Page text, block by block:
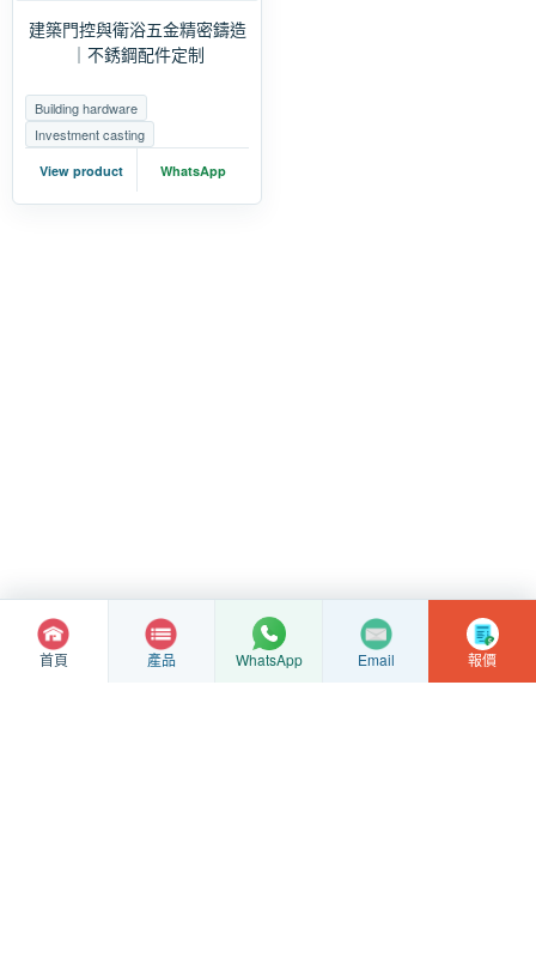
建築門控與衛浴五金精密鑄造
｜不銹鋼配件定制
Building hardware
Investment casting
View product WhatsApp
首頁 產品 Email
WhatsApp 報價